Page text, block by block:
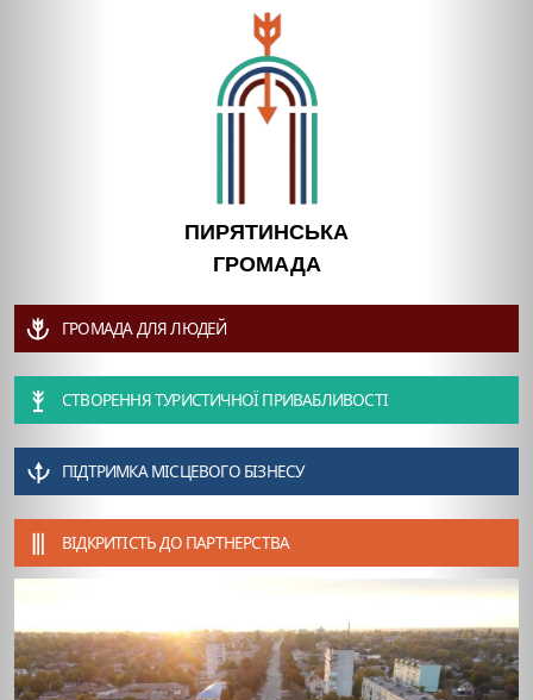
ПИРЯТИНСЬКА
ГРОМАДА
ГРОМАДА ДЛЯ ЛЮДЕЙ
СТВОРЕННЯ ТУРИСТИЧНОЇ ПРИВАБЛИВОСТІ
ПІДТРИМКА МІСЦЕВОГО БІЗНЕСУ
ВІДКРИТІСТЬ ДО ПАРТНЕРСТВА